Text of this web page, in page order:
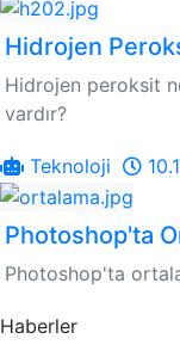
Hidrojen
Hidrojen peroksit
vardır?
Teknoloji
Photoshop'ta
Photoshop'ta
Haberler